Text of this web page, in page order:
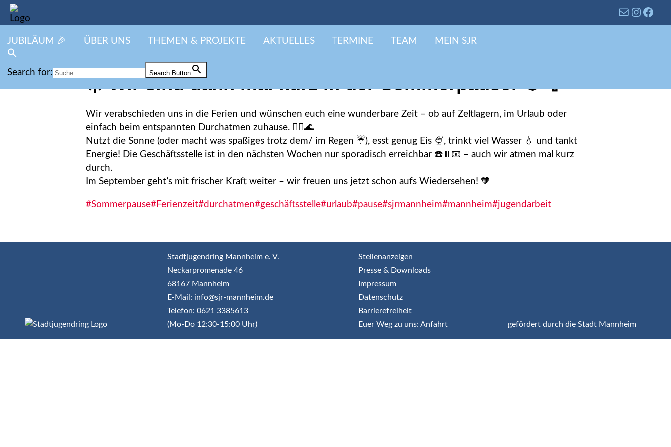
JUBILÄUM 🎉 ÜBER UNS THEMEN & PROJEKTE AKTUELLES TERMINE TEAM MEIN SJR
Search for: Search Button
☀️ Wir sind dann mal kurz in der Sommerpause! 🏕🍦
Wir verabschieden uns in die Ferien und wünschen euch eine wunderbare Zeit – ob auf Zeltlagern, im Urlaub oder
einfach beim entspannten Durchatmen zuhause. 🧘‍♀️🌊
Nutzt die Sonne (oder macht was spaßiges trotz dem/ im Regen ☔), esst genug Eis 🍨, trinkt viel Wasser 💧 und tankt
Energie! Die Geschäftsstelle ist in den nächsten Wochen nur sporadisch erreichbar ☎️⏸️📧 – auch wir atmen mal kurz
durch.
Im September geht’s mit frischer Kraft weiter – wir freuen uns jetzt schon aufs Wiedersehen! 🧡
#Sommerpause#Ferienzeit#durchatmen#geschäftsstelle#urlaub#pause#sjrmannheim#mannheim#jugendarbeit
Stadtjugendring Mannheim e. V.
Neckarpromenade 46
68167 Mannheim
E-Mail: info@sjr-mannheim.de
Telefon: 0621 3385613
(Mo-Do 12:30-15:00 Uhr)
Stellenanzeigen
Presse & Downloads
Impressum
Datenschutz
Barrierefreiheit
Euer Weg zu uns: Anfahrt
gefördert durch die Stadt Mannheim